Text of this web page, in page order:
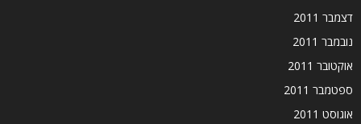
דצמבר 2011
נובמבר 2011
אוקטובר 2011
ספטמבר 2011
אוגוסט 2011